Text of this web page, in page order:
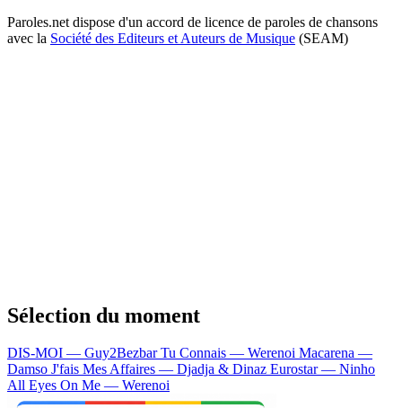
Paroles.net dispose d'un accord de licence de paroles de chansons
avec la Société des Editeurs et Auteurs de Musique (SEAM)
Sélection du moment
DIS-MOI — Guy2BezbarTu Connais — Werenoi Macarena —
Damso J'fais Mes Affaires — Djadja & Dinaz Eurostar — Ninho
All Eyes On Me — Werenoi